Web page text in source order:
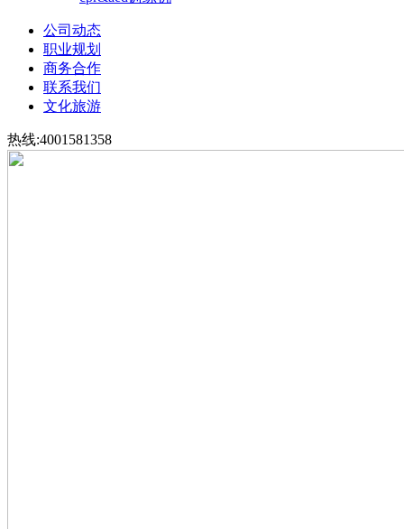
公司动态
职业规划
商务合作
联系我们
文化旅游
热线:4001581358